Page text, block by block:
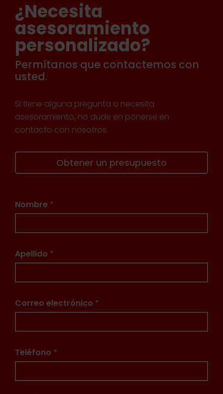
¿Necesita
asesoramiento
personalizado?
Permítanos que contactemos con
usted.
Si tiene alguna pregunta o necesita
asesoramiento, no dude en ponerse en
contacto con nosotros.
Obtener un presupuesto
Nombre *
Apellido *
Correo electrónico *
Teléfono *